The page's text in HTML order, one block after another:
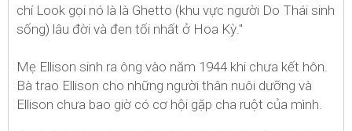
chí Look gọi nó là là Ghetto (khu vực người Do Thái sinh
sống) lâu đời và đen tối nhất ở Hoa Kỳ."
Mẹ Ellison sinh ra ông vào năm 1944 khi chưa kết hôn.
Bà trao Ellison cho những người thân nuôi dưỡng và
Ellison chưa bao giờ có cơ hội gặp cha ruột của mình.